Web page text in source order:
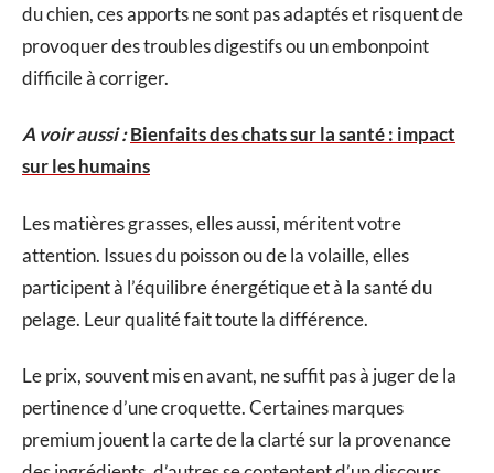
du chien, ces apports ne sont pas adaptés et risquent de
provoquer des troubles digestifs ou un embonpoint
difficile à corriger.
A voir aussi :Bienfaits des chats sur la santé : impact
sur les humains
Les matières grasses, elles aussi, méritent votre
attention. Issues du poisson ou de la volaille, elles
participent à l’équilibre énergétique et à la santé du
pelage. Leur qualité fait toute la différence.
Le prix, souvent mis en avant, ne suffit pas à juger de la
pertinence d’une croquette. Certaines marques
premium jouent la carte de la clarté sur la provenance